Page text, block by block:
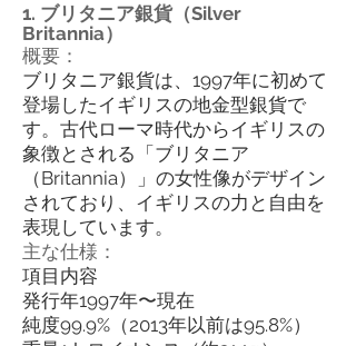
1. ブリタニア銀貨（Silver
Britannia）
概要：
ブリタニア銀貨は、1997年に初めて
登場したイギリスの地金型銀貨で
す。古代ローマ時代からイギリスの
象徴とされる「ブリタニア
（Britannia）」の女性像がデザイン
されており、イギリスの力と自由を
表現しています。
主な仕様：
項目内容
発行年1997年〜現在
純度99.9%（2013年以前は95.8%）